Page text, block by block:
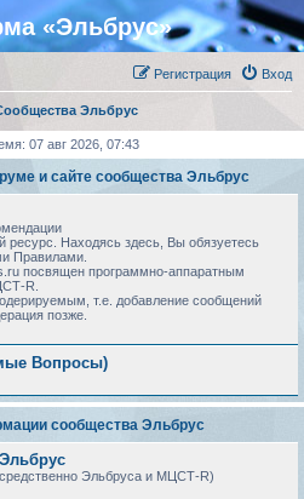
«Эльбрус»
Вход
Регистрация
Эльбрус
07 авг 2026, 07:43
и сайте сообщества Эльбрус
ресурс. Находясь здесь, Вы обязуетесь
Правилами.
посвящен программно-аппаратным
R.
т.е. добавление сообщений
позже.
Вопросы)
сообщества Эльбрус
Эльбруса и МЦСТ-R)